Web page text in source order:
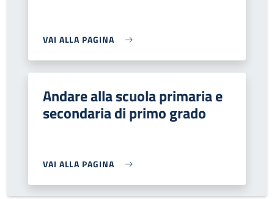
VAI ALLA PAGINA
Andare alla scuola primaria e
secondaria di primo grado
VAI ALLA PAGINA